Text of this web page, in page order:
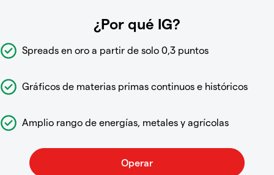
¿Por qué IG?
Spreads en oro a partir de solo 0,3 puntos
Gráficos de materias primas continuos e históricos
Amplio rango de energías, metales y agrícolas